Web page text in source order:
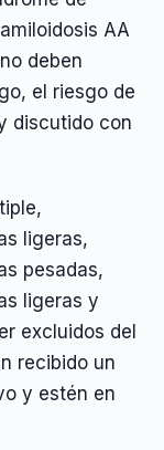
AA
deben
el riesgo de
discutido con
ligeras,
pesadas,
ligeras y
excluidos del
recibido un
y estén en